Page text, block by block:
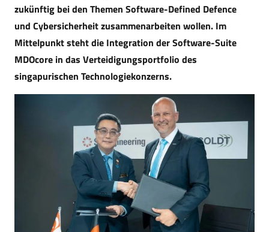
zukünftig bei den Themen Software-Defined Defence
und Cybersicherheit zusammenarbeiten wollen. Im
Mittelpunkt steht die Integration der Software-Suite
MDOcore in das Verteidigungsportfolio des
singapurischen Technologiekonzerns.